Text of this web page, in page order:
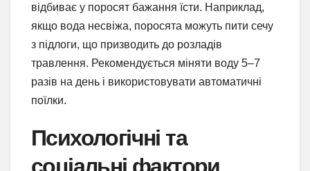
відбиває у поросят бажання їсти. Наприклад,
якщо вода несвіжа, поросята можуть пити сечу
з підлоги, що призводить до розладів
травлення. Рекомендується міняти воду 5–7
разів на день і використовувати автоматичні
поїлки.
Психологічні та